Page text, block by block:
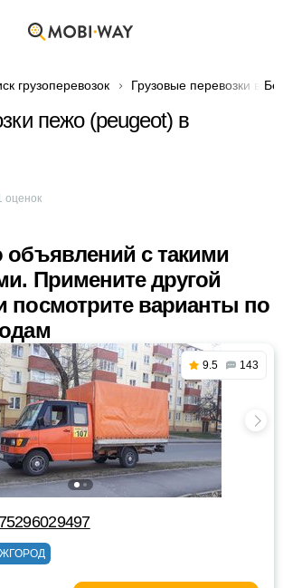
грузоперевозок Грузовые перевозки в
пежо (peugeot) в
оценок
объявлений с такими
Примените другой
посмотрите варианты по
9.5 143